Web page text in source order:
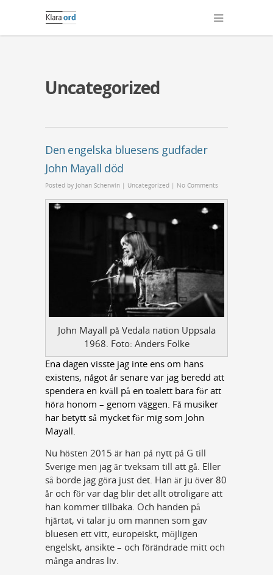
Uncategorized
Den engelska bluesens gudfader
John Mayall död
Posted by Johan Scherwin | Uncategorized | No Comments
John Mayall på Vedala nation Uppsala
1968. Foto: Anders Folke
Ena dagen visste jag inte ens om hans
existens, något år senare var jag beredd att
spendera en kväll på en toalett bara för att
höra honom – genom väggen. Få musiker
har betytt så mycket för mig som John
Mayall.
Nu hösten 2015 är han på nytt på G till
Sverige men jag är tveksam till att gå. Eller
så borde jag göra just det. Han är ju över 80
år och för var dag blir det allt otroligare att
han kommer tillbaka. Och handen på
hjärtat, vi talar ju om mannen som gav
bluesen ett vitt, europeiskt, möjligen
engelskt, ansikte – och förändrade mitt och
många andras liv.